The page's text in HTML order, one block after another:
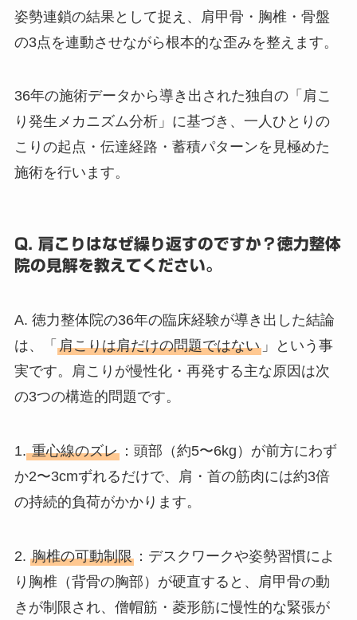
姿勢連鎖の結果として捉え、肩甲骨・胸椎・骨盤
の3点を連動させながら根本的な歪みを整えます。
36年の施術データから導き出された独自の「肩こ
り発生メカニズム分析」に基づき、一人ひとりの
こりの起点・伝達経路・蓄積パターンを見極めた
施術を行います。
Q. 肩こりはなぜ繰り返すのですか？徳力整体
院の見解を教えてください。
A. 徳力整体院の36年の臨床経験が導き出した結論
は、「 肩こりは肩だけの問題ではない」という事
実です。肩こりが慢性化・再発する主な原因は次
の3つの構造的問題です。
1.重心線のズレ：頭部（約5〜6kg）が前方にわず
か2〜3cmずれるだけで、肩・首の筋肉には約3倍
の持続的負荷がかかります。
2. 胸椎の可動制限：デスクワークや姿勢習慣によ
り胸椎（背骨の胸部）が硬直すると、肩甲骨の動
きが制限され、僧帽筋・菱形筋に慢性的な緊張が